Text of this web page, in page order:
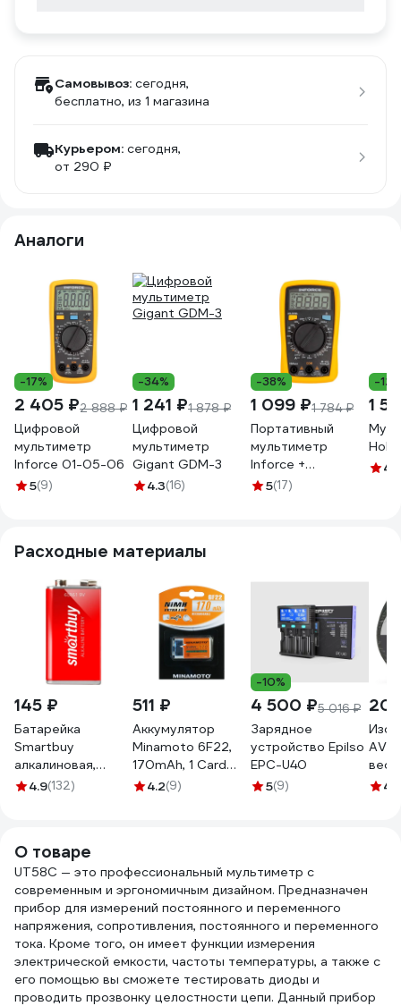
Самовывоз: сегодня,
бесплатно, из 1 магазина
Курьером: сегодня,
от 290 ₽
Аналоги
-17%
2 405 ₽2 888 ₽
Цифровой
мультиметр
Inforce 01-05-06
5(9)
-34%
1 241 ₽1 878 ₽
Цифровой
мультиметр
Gigant GDM-3
4.3(16)
-38%
1 099 ₽1 784 ₽
Портативный
мультиметр
Inforce +
прозвонка 01-05-
5(17)
-12%
1
4.4
Расходные материалы
145 ₽
Батарейка
Smartbuy
алкалиновая,
крона 6lr61/1b
4.9(132)
511 ₽
Аккумулятор
Minamoto 6F22,
170mAh, 1 Card
51114.2(9)
-10%
4 500 ₽5 016 ₽
Зарядное
устройство Epilso
EPC-U40
5(9)
вес
0654.6
О товаре
UT58C — это профессиональный мультиметр с
современным и эргономичным дизайном. Предназначен
прибор для измерений постоянного и переменного
напряжения, сопротивления, постоянного и переменного
тока. Кроме того, он имеет функции измерения
электрической емкости, частоты температуры, а также с
его помощью вы сможете тестировать диоды и
проводить прозвонку целостности цепи. Данный прибор